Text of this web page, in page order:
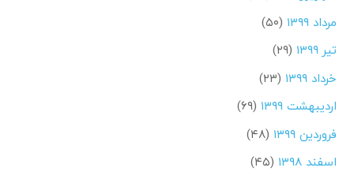
مرداد ۱۳۹۹
(۵۰)
تیر ۱۳۹۹
(۲۹)
خرداد ۱۳۹۹
(۲۳)
اردیبهشت ۱۳۹۹
(۶۹)
فروردین ۱۳۹۹
(۴۸)
اسفند ۱۳۹۸
(۴۵)